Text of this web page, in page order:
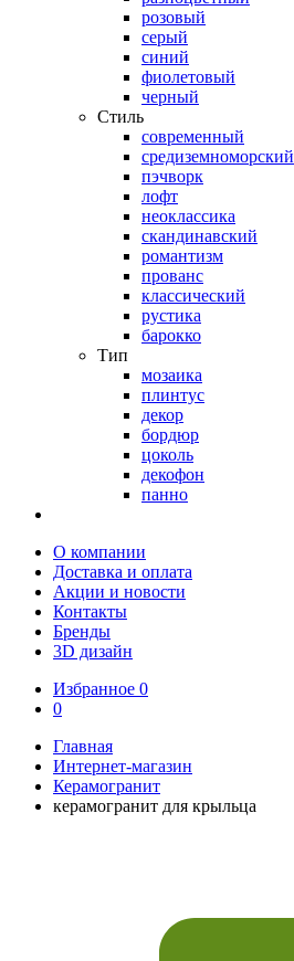
розовый
серый
синий
фиолетовый
черный
Стиль
современный
средиземноморский
пэчворк
лофт
неоклассика
скандинавский
романтизм
прованс
классический
рустика
барокко
Тип
мозаика
плинтус
декор
бордюр
цоколь
декофон
панно
О компании
Доставка и оплата
Акции и новости
Контакты
Бренды
3D дизайн
Избранное 0
0
Главная
Интернет-магазин
Керамогранит
керамогранит для крыльца